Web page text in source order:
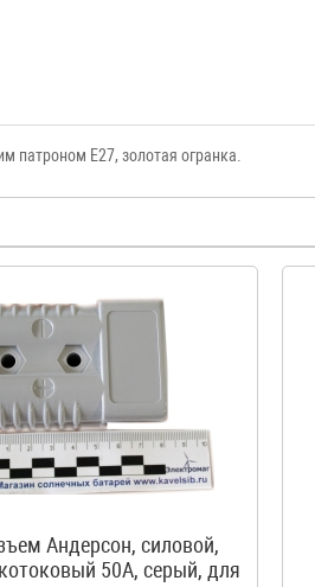
патроном Е27, золотая огранка.
Андерсон, силовой,
50A, серый, для